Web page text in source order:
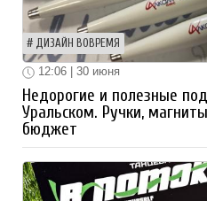
ДИЗАЙН ВОВРЕМЯ
12:06 | 30 июня
Недорогие и полезные
Уральском. Ручки,
бюджет